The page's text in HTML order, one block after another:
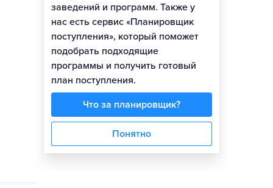
заведений и программ. Также у
нас есть сервис «Планировщик
поступления», который поможет
подобрать подходящие
программы и получить готовый
план поступления.
Что за планировщик?
Понятно